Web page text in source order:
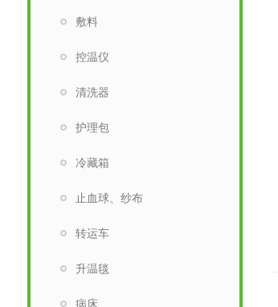
敷料
控温仪
清洗器
护理包
冷藏箱
止血球、纱布
转运车
升温毯
病床